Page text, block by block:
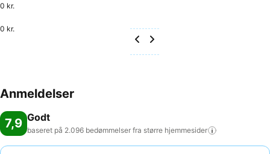
0 kr.
0 kr.
Anmeldelser
7,9 Godt
baseret på 2.096 bedømmelser fra større hjemmesider